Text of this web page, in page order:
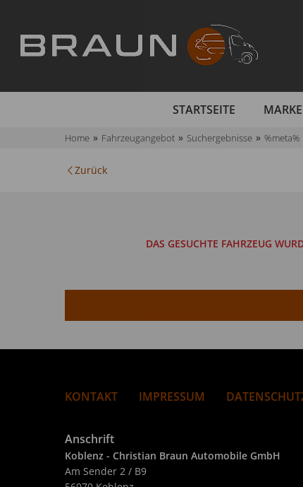
STARTSEITE
Home Fahrzeugangebot Suchergebnisse %meta%
Zurück
DAS GESUCHTE FAHRZEUG
KONTAKT IMPRESSUM
Anschrift
Koblenz - Christian Braun Automobile GmbH
Am Sender 2 / B9